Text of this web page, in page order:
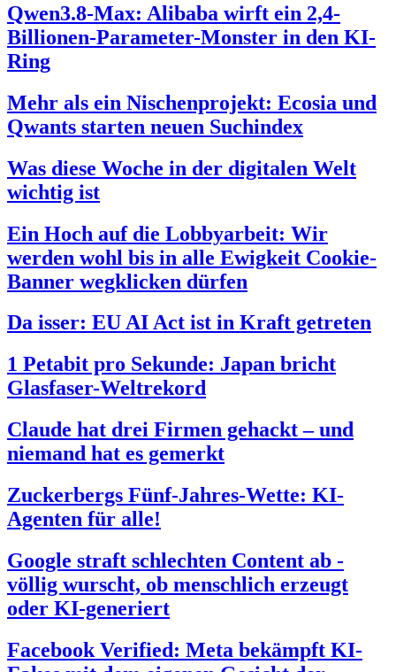
Qwen3.8-Max: Alibaba wirft ein 2,4-
Billionen-Parameter-Monster in den KI-
Ring
Mehr als ein Nischenprojekt: Ecosia und
Qwants starten neuen Suchindex
Was diese Woche in der digitalen Welt
wichtig ist
Ein Hoch auf die Lobbyarbeit: Wir
werden wohl bis in alle Ewigkeit Cookie-
Banner wegklicken dürfen
Da isser: EU AI Act ist in Kraft getreten
1 Petabit pro Sekunde: Japan bricht
Glasfaser-Weltrekord
Claude hat drei Firmen gehackt – und
niemand hat es gemerkt
Zuckerbergs Fünf-Jahres-Wette: KI-
Agenten für alle!
Google straft schlechten Content ab -
völlig wurscht, ob menschlich erzeugt
oder KI-generiert
Facebook Verified: Meta bekämpft KI-